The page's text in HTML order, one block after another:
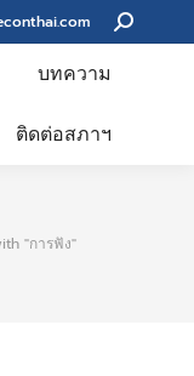
Search:
บทความ
ติดต่อสภาฯ
"การฟัง"